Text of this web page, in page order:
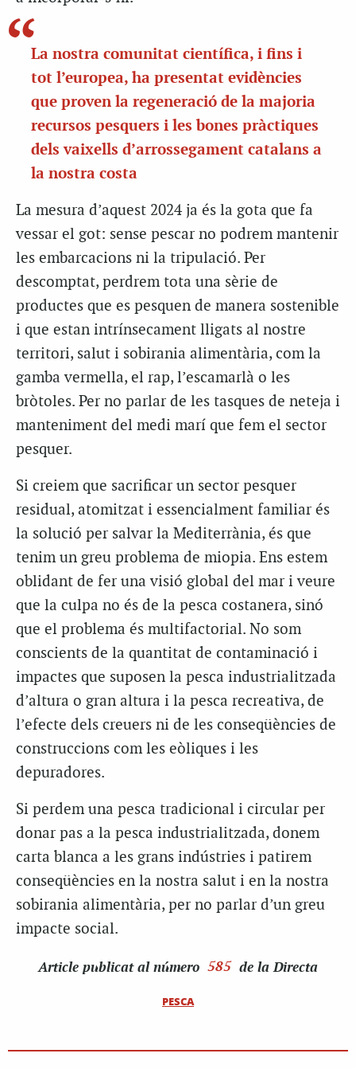
La nostra comunitat científica, i fins i
tot l’europea, ha presentat evidències
que proven la regeneració de la majoria
recursos pesquers i les bones pràctiques
dels vaixells d’arrossegament catalans a
la nostra costa
La mesura d’aquest 2024 ja és la gota que fa
vessar el got: sense pescar no podrem mantenir
les embarcacions ni la tripulació. Per
descomptat, perdrem tota una sèrie de
productes que es pesquen de manera sostenible
i que estan intrínsecament lligats al nostre
territori, salut i sobirania alimentària, com la
gamba vermella, el rap, l’escamarlà o les
bròtoles. Per no parlar de les tasques de neteja i
manteniment del medi marí que fem el sector
pesquer.
Si creiem que sacrificar un sector pesquer
residual, atomitzat i essencialment familiar és
la solució per salvar la Mediterrània, és que
tenim un greu problema de miopia. Ens estem
oblidant de fer una visió global del mar i veure
que la culpa no és de la pesca costanera, sinó
que el problema és multifactorial. No som
conscients de la quantitat de contaminació i
impactes que suposen la pesca industrialitzada
d’altura o gran altura i la pesca recreativa, de
l’efecte dels creuers ni de les conseqüències de
construccions com les eòliques i les
depuradores.
Si perdem una pesca tradicional i circular per
donar pas a la pesca industrialitzada, donem
carta blanca a les grans indústries i patirem
conseqüències en la nostra salut i en la nostra
sobirania alimentària, per no parlar d’un greu
impacte social.
Article publicat al número 585 de la Directa
PESCA